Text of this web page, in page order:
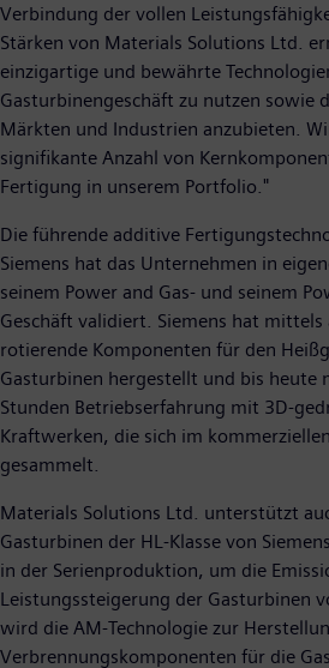
Verbindung der vollen
Stärken von Materials Solutions Ltd.
einzigartige und bewährte
Gasturbinengeschäft zu nutzen sowie
Märkten und Industrien anzubieten.
signifikante Anzahl von
Fertigung in unserem Portfolio."
Die führende additive
Siemens hat das Unternehmen in
seinem Power and Gas- und seinem
Geschäft validiert. Siemens hat
rotierende Komponenten für den
Gasturbinen hergestellt und bis heute
Stunden Betriebserfahrung mit 3D-
Kraftwerken, die sich im
gesammelt.
Materials Solutions Ltd. unterstützt
Gasturbinen der HL-Klasse von
in der Serienproduktion, um die
Leistungssteigerung der Gasturbinen
wird die AM-Technologie zur
Verbrennungskomponenten für die